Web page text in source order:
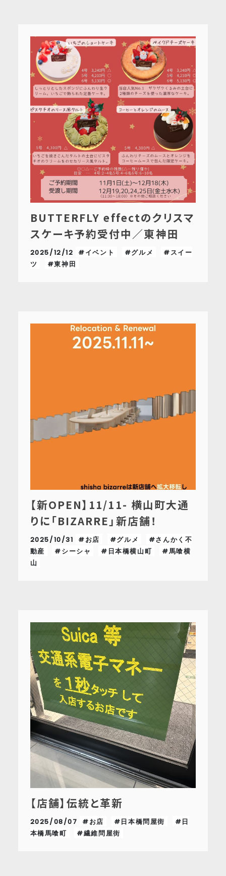
BUTTERFLY effectのクリスマ
スケーキ予約受付中／東神田
2025/12/12 #イベント #グルメ
#スイー
ツ
#東神田
【新OPEN】11/11- 横山町大通
りに「BIZARRE」新店舗！
2025/10/31 #お店 #グルメ
#さんかく不
動産
#シーシャ #日本橋横山町
#馬喰横
山
【店舗】伝統と革新
2025/08/07 #お店 #日本橋問屋街
#日
本橋馬喰町
#繊維問屋街